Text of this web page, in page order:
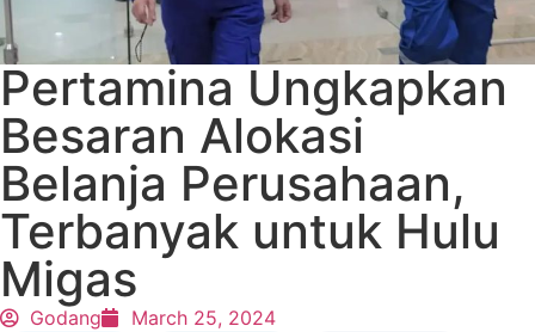
Pertamina Ungkapkan
Besaran Alokasi
Belanja Perusahaan,
Terbanyak untuk Hulu
Migas
Godang March 25, 2024